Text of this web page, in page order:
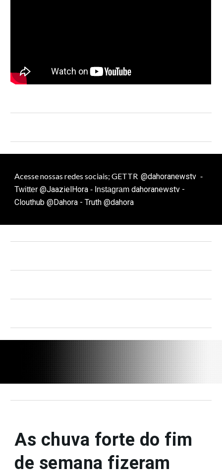
Acesse nossas redes sociais; GETTR@dahoranewstv -
Twitter@JaazielHora - Instagramdahoranewstv -
Clouthub @Dahora - Truth @dahora
As chuva forte do fim
de semana fizeram